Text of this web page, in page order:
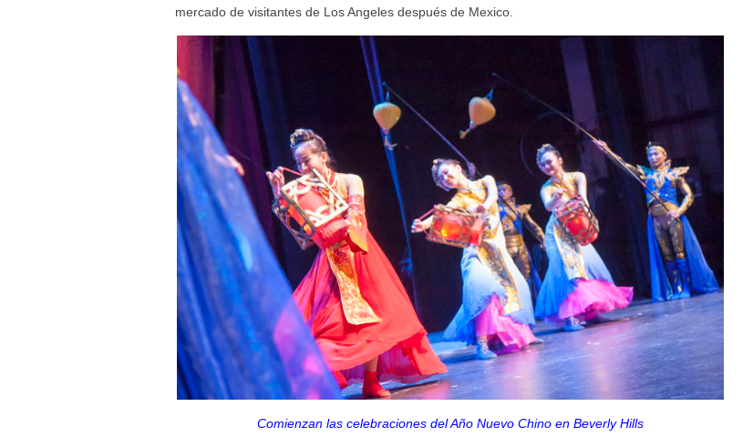
mercado de visitantes de Los Angeles después de Mexico.
Comienzan las celebraciones del Año Nuevo Chino en Beverly Hills